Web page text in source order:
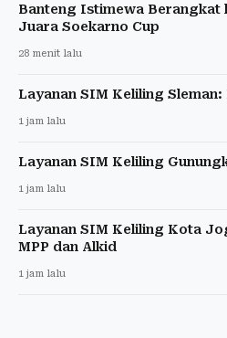
Banteng Istimewa Berangkat
Juara Soekarno Cup
28 menit lalu
Layanan SIM Keliling
1 jam lalu
Layanan SIM Keliling
1 jam lalu
Layanan SIM Keliling Kota
MPP dan Alkid
1 jam lalu